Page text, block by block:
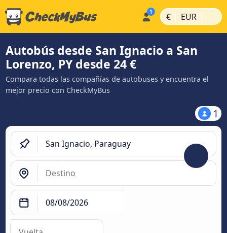
€ | EUR |
Autobús desde San Ignacio a San
Lorenzo, PY desde 24 €
Compara todas las compañías de autobuses y encuentra el
mejor precio con CheckMyBus
1